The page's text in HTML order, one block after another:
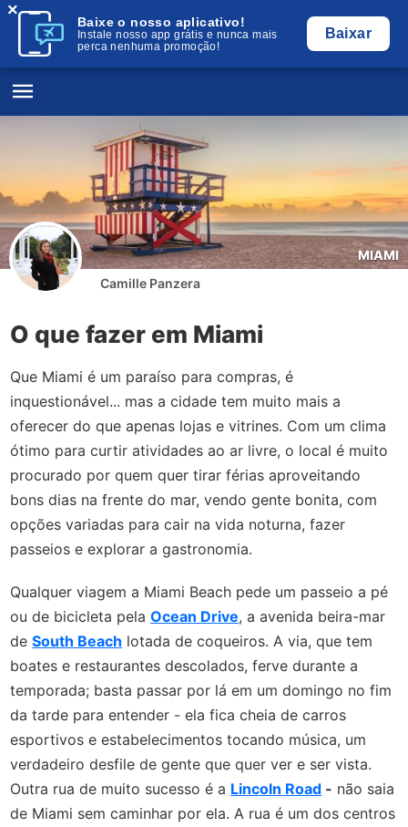
Baixe o nosso aplicativo!
Instale nosso app grátis e nunca mais
perca nenhuma promoção!
Baixar
×
MIAMI
Camille Panzera
O que fazer em Miami
Que Miami é um paraíso para compras, é
inquestionável... mas a cidade tem muito mais a
oferecer do que apenas lojas e vitrines. Com um clima
ótimo para curtir atividades ao ar livre, o local é muito
procurado por quem quer tirar férias aproveitando
bons dias na frente do mar, vendo gente bonita, com
opções variadas para cair na vida noturna, fazer
passeios e explorar a gastronomia.
Qualquer viagem a Miami Beach pede um passeio a pé
ou de bicicleta pelaOcean Drive, a avenida beira-mar
deSouth Beach lotada de coqueiros. A via, que tem
boates e restaurantes descolados, ferve durante a
temporada; basta passar por lá em um domingo no fim
da tarde para entender - ela fica cheia de carros
esportivos e estabelecimentos tocando música, um
verdadeiro desfile de gente que quer ver e ser vista.
Outra rua de muito sucesso é a Lincoln Road - não saia
de Miami sem caminhar por ela. A rua é um dos centros